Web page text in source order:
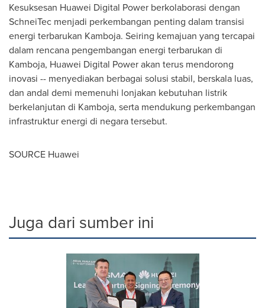
Kesuksesan Huawei Digital Power berkolaborasi dengan
SchneiTec menjadi perkembangan penting dalam transisi
energi terbarukan Kamboja. Seiring kemajuan yang tercapai
dalam rencana pengembangan energi terbarukan di
Kamboja, Huawei Digital Power akan terus mendorong
inovasi -- menyediakan berbagai solusi stabil, berskala luas,
dan andal demi memenuhi lonjakan kebutuhan listrik
berkelanjutan di Kamboja, serta mendukung perkembangan
infrastruktur energi di negara tersebut.
SOURCE Huawei
Juga dari sumber ini